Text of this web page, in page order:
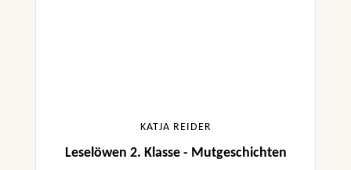
KATJA REIDER
Leselöwen 2. Klasse - Mutgeschichten